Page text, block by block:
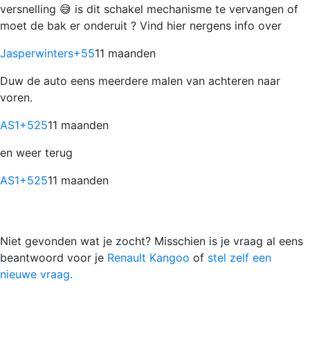
versnelling 😅 is dit schakel mechanisme te vervangen of
moet de bak er onderuit ? Vind hier nergens info over
Jasperwinters+5511 maanden
Duw de auto eens meerdere malen van achteren naar
voren.
AS1+52511 maanden
en weer terug
AS1+52511 maanden
Niet gevonden wat je zocht? Misschien is je vraag al eens
beantwoord voor je Renault Kangoo of stel zelf een
nieuwe vraag.